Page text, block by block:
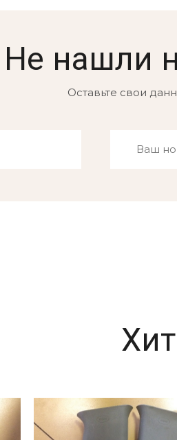
Не нашли
Оставьте свои